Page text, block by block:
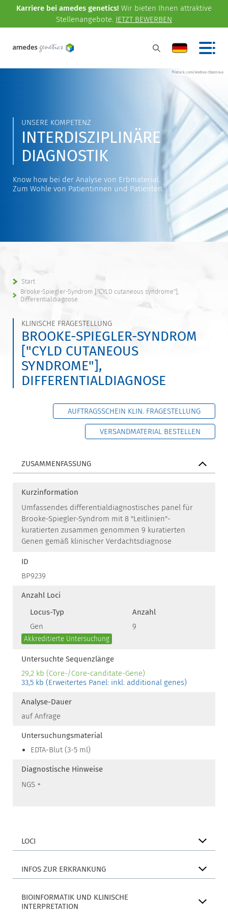
Karriere bei amedes genetics! Wir bieten Ihnen attraktive
Stellenangebote. JETZT BEWERBEN
©istock.com/Andrea Obzerova
UNSERE KOMPETENZ
INTERDISZIPLINÄRE
DIAGNOSTIK
Know how bei der Analyse von Erbmaterial.
Zum Wohle von Patientinnen und Patienten.
Start
Brooke-Spiegler-Syndrom ["CYLD cutaneous syndrome"],
Differentialdiagnose
KLINISCHE FRAGESTELLUNG
BROOKE-SPIEGLER-SYNDROM
["CYLD CUTANEOUS
SYNDROME"],
DIFFERENTIALDIAGNOSE
AUFTRAGSSCHEIN KLIN. FRAGESTELLUNG
VERSANDMATERIAL BESTELLEN
ZUSAMMENFASSUNG
Kurzinformation
Umfassendes differentialdiagnostisches panel für
Brooke-Spiegler-Syndrom mit 8 "Leitlinien"-
kuratierten zusammen genommen 9 kuratierten
Genen gemäß klinischer Verdachtsdiagnose
ID
BP9239
Anzahl Loci
Locus-Typ
Anzahl
Gen
9
Akkreditierte Untersuchung
Untersuchte Sequenzlänge
29,2 kb (Core-/Core-canditate-Gene)
33,5 kb (Erweitertes Panel: inkl. additional genes)
Analyse-Dauer
auf Anfrage
Untersuchungsmaterial
EDTA-Blut (3-5 ml)
Diagnostische Hinweise
NGS +
LOCI
INFOS ZUR ERKRANKUNG
BIOINFORMATIK UND KLINISCHE
INTERPRETATION